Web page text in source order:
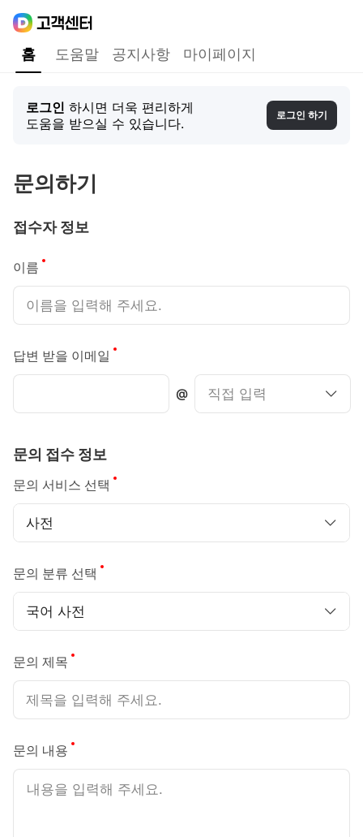
홈 도움말 공지사항 마이페이지
로그인 하시면 더욱 편리하게
도움을 받으실 수 있습니다.
로그인 하기
문의하기
접수자 정보
이름
답변 받을 이메일
@
문의 접수 정보
문의 서비스 선택
사전
문의 분류 선택
국어 사전
문의 제목
문의 내용